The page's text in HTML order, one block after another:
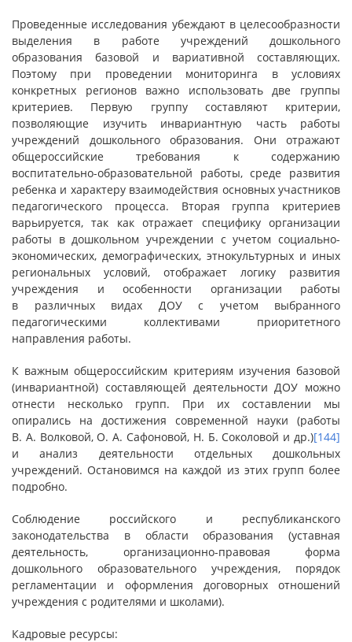
Проведенные исследования убеждают в целесообразности
выделения в работе учреждений дошкольного
образования базовой и вариативной составляющих.
Поэтому при проведении мониторинга в условиях
конкретных регионов важно использовать две группы
критериев. Первую группу составляют критерии,
позволяющие изучить инвариантную часть работы
учреждений дошкольного образования. Они отражают
общероссийские требования к содержанию
воспитательно-образовательной работы, среде развития
ребенка и характеру взаимодействия основных участников
педагогического процесса. Вторая группа критериев
варьируется, так как отражает специфику организации
работы в дошкольном учреждении с учетом социально-
экономических, демографических, этнокультурных и иных
региональных условий, отображает логику развития
учреждения и особенности организации работы
в различных видах ДОУ с учетом выбранного
педагогическими коллективами приоритетного
направления работы.
К важным общероссийским критериям изучения базовой
(инвариантной) составляющей деятельности ДОУ можно
отнести несколько групп. При их составлении мы
опирались на достижения современной науки (работы
В. А. Волковой, О. А. Сафоновой, Н. Б. Соколовой и др.)[144]
и анализ деятельности отдельных дошкольных
учреждений. Остановимся на каждой из этих групп более
подробно.
Соблюдение российского и республиканского
законодательства в области образования (уставная
деятельность, организационно-правовая форма
дошкольного образовательного учреждения, порядок
регламентации и оформления договорных отношений
учреждения с родителями и школами).
Кадровые ресурсы: